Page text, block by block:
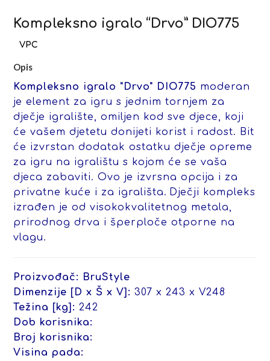
Kompleksno igralo “Drvo” DIO775
Opis
Kompleksno igralo "Drvo" DIO775 moderan
je element za igru s jednim tornjem za
dječje igralište, omiljen kod sve djece, koji
će vašem djetetu donijeti korist i radost. Bit
će izvrstan dodatak ostatku dječje opreme
za igru na igralištu s kojom će se vaša
djeca zabaviti. Ovo je izvrsna opcija i za
privatne kuće i za igrališta. Dječji kompleks
izrađen je od visokokvalitetnog metala,
prirodnog drva i šperploče otporne na
vlagu.
Proizvođač:
BruStyle
Dimenzije [D x Š x V]: 307 x 243 x V248
Težina [kg]: 242
Dob korisnika:
Broj korisnika:
Visina pada: